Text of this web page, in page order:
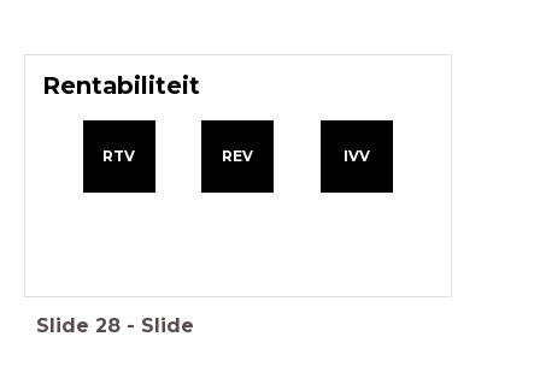
Rentabiliteit
RTV REV IVV
Slide 28 - Slide